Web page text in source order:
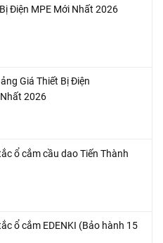
Điện MPE Mới Nhất 2026
Giá Thiết Bị Điện
2026
ổ cắm cầu dao Tiến Thành
ổ cắm EDENKI (Bảo hành 15